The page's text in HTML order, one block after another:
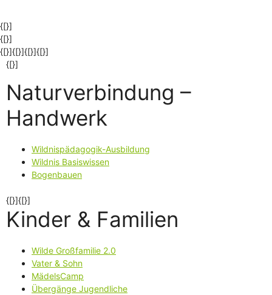
{[}]
{[}]
{[}]{[}]{[}]{[}]
{[}]
Naturverbindung –
Handwerk
Wildnispädagogik-Ausbildung
Wildnis Basiswissen
Bogenbauen
{[}]{[}]
Kinder & Familien
Wilde Großfamilie 2.0
Vater & Sohn
MädelsCamp
Übergänge Jugendliche